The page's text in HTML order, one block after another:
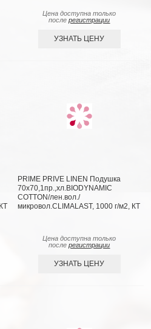
Цена доступна только
послерегистрации
УЗНАТЬ ЦЕНУ
PRIME PRIVE LINEN Подушка
70х70,1пр.,хл.BIODYNAMIC
COTTON/лен.вол./
микровол.CLIMALAST, 1000 г/м2, КТ
Цена доступна только
послерегистрации
УЗНАТЬ ЦЕНУ